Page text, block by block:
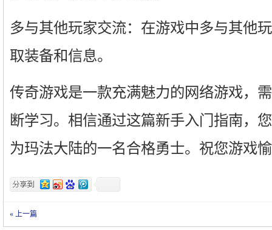
多与其他玩家交流：在游戏中多与其他
取装备和信息。
传奇游戏是一款充满魅力的网络游戏，
断学习。相信通过这篇新手入门指南，
为玛法大陆的一名合格勇士。祝您游戏
« 上一篇